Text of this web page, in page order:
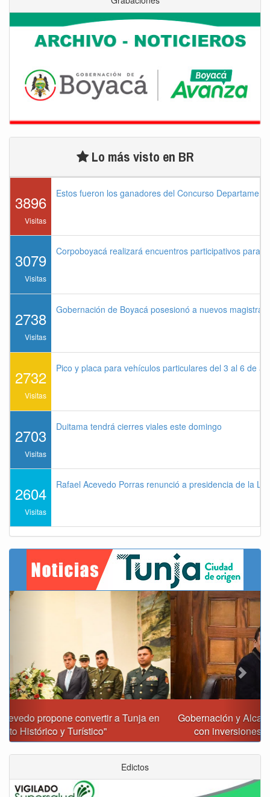
Lo más visto en BR
3896
Visitas
Estos fueron los ganadores del Concurso
3079
Visitas
Corpoboyacá realizará encuentros participativos para
2738
Visitas
Gobernación de Boyacá posesionó a nuevos
2732
Visitas
Pico y placa para vehículos particulares del 3 al 6 de
2703
Visitas
Duitama tendrá cierres viales este domingo
2604
Visitas
Rafael Acevedo Porras renunció a presidencia de la
Gobernación y Alcaldía de Tunja revisan 120 proyectos
con inversiones superiores a $385.000 millones
Next
Edictos